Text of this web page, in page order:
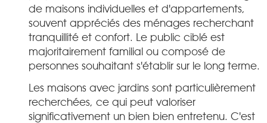
de maisons individuelles et d'appartements,
souvent appréciés des ménages recherchant
tranquillité et confort. Le public ciblé est
majoritairement familial ou composé de
personnes souhaitant s'établir sur le long terme.
Les maisons avec jardins sont particulièrement
recherchées, ce qui peut valoriser
significativement un bien bien entretenu. C'est